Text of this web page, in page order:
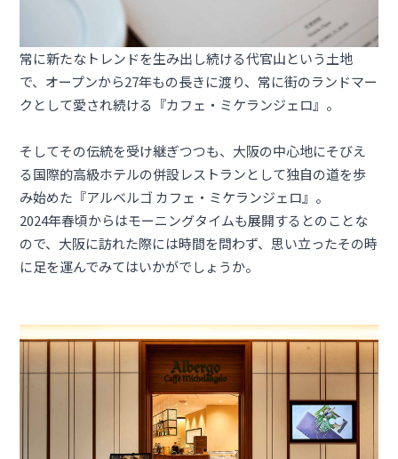
常に新たなトレンドを生み出し続ける代官山という土地
で、オープンから27年もの長きに渡り、常に街のランドマー
クとして愛され続ける『カフェ・ミケランジェロ』。
そしてその伝統を受け継ぎつつも、大阪の中心地にそびえ
る国際的高級ホテルの併設レストランとして独自の道を歩
み始めた『アルベルゴ カフェ・ミケランジェロ』。
2024年春頃からはモーニングタイムも展開するとのことな
ので、大阪に訪れた際には時間を問わず、思い立ったその時
に足を運んでみてはいかがでしょうか。